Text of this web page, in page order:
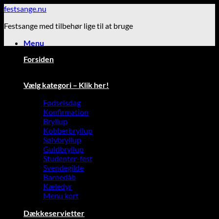
Fortsæt
indhold
festsange.nu
Festsange med tilbehør lige til at bruge
Menu
Forsiden
Vælg kategori – Klik her!
Fødselsdag
Konfirmation
Bryllup
Kobberbryllup
Sølvbryllup
Guldbryllup
Studenter-fest
Svendegilde
Barnedåb
Kæledyr
Menu kort
Dækkeservietter